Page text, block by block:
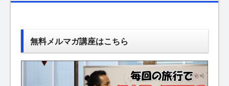
おす
すめ
無料メルマガ講座はこちら